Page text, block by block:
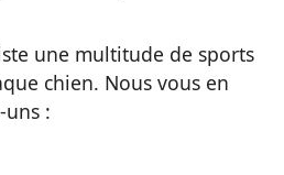
une multitude de sports
chien. Nous vous en
: